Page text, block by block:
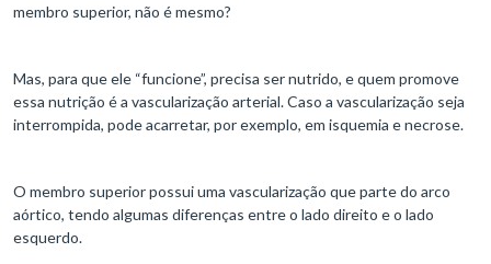
membro superior, não é mesmo?
Mas, para que ele “funcione”, precisa ser nutrido, e quem promove
essa nutrição é a vascularização arterial. Caso a vascularização seja
interrompida, pode acarretar, por exemplo, em isquemia e necrose.
O membro superior possui uma vascularização que parte do arco
aórtico, tendo algumas diferenças entre o lado direito e o lado
esquerdo.